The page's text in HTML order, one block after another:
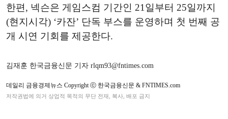
한편, 넥슨은 게임스컴 기간인 21일부터 25일까지
(현지시각) ‘카잔’ 단독 부스를 운영하며 첫 번째 공
개 시연 기회를 제공한다.
김재훈 한국금융신문 기자 rlqm93@fntimes.com
데일리 금융경제뉴스 Copyright ⓒ 한국금융신문 & FNTIMES.com
저작권법에 의거 상업적 목적의 무단 전재, 복사, 배포 금지